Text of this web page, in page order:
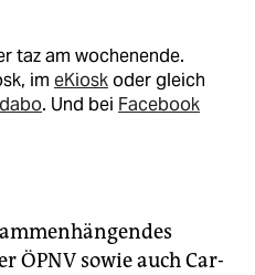
taz am wochenende.
im eKioskoder gleich
. Und bei Facebook
ÖPNV sowie auch Car-